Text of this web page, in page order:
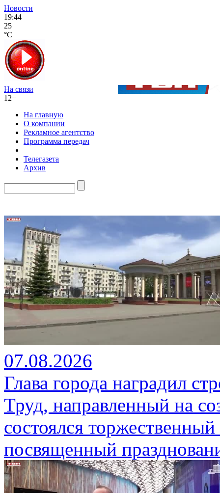
Новости
19:44
25
°C
На связи
12+
На главную
О компании
Рекламное агентство
Программа передач
Телегазета
Архив
07.08.2026
Глава города наградил
Труд, направленный на
состоялся
посвященный